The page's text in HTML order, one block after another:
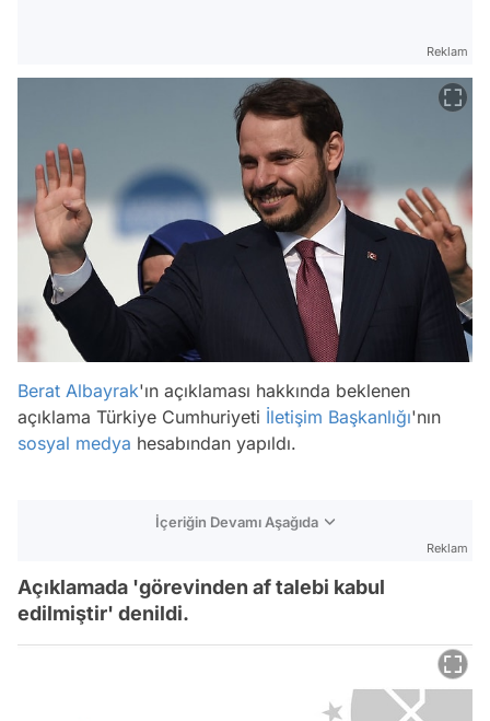
Reklam
Berat Albayrak'ın açıklaması hakkında beklenen
açıklama Türkiye Cumhuriyeti İletişim Başkanlığı'nın
sosyal medya hesabından yapıldı.
İçeriğin Devamı Aşağıda
Reklam
Açıklamada 'görevinden af talebi kabul
edilmiştir' denildi.